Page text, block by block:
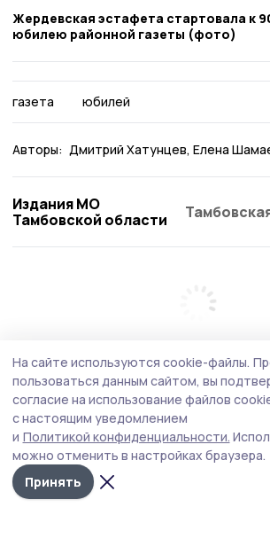
Жердевская эстафета стартовала к
юбилею районной газеты (фото)
газета юбилей
Авторы: Дмитрий Хатунцев Елена
Издания МО
Тамбовской области
На сайте используются cookie-файлы.
пользоваться данным сайтом, вы
согласие на использование файлов
с настоящим уведомлением
и Политикой конфиденциальности.
можно отменить в настройках браузера.
Принять